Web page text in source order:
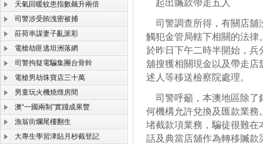
天氣回暖蚊患指數飆升兩倍
司警涉受賄洩密被捕
莊荷串謀妻子亂派彩
電槍劫匪逃坦洲落網
司警拘疑電騙集團台骨幹
電槍男劫珠寶店三十萬
男童玩火機燒燬房間
澳“一國兩制”實踐成果豐
漁翁街爛尾樓翻生
大專生學習津貼月杪截登記
起出贓款帶走五人
司警調查所得，有關店舖
觸犯金管局轄下相關的法
於昨日下午二時半開始，
舖搜獲相關現金以及帶走
述人等移送檢察院處理。
司警呼籲，本澳地區除了
何機構允許兌換及匯款業
堵截款項業務，騙徒很難
話及典當店舖作為轉移贓款